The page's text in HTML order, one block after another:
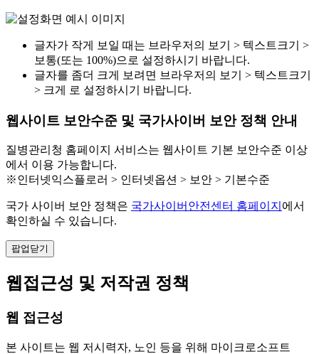
글자가 작게 보일 때는 브라우저의 보기 > 텍스트크기 >
보통(또는 100%)으로 설정하시기 바랍니다.
글자를 좀더 크게 보려면 브라우저의 보기 > 텍스트크기
> 크게 로 설정하시기 바랍니다.
웹사이트 보안수준 및 국가사이버 보안 정책 안내
질병관리청 홈페이지 서비스는 웹사이트 기본 보안수준 이상
에서 이용 가능합니다.
※인터넷익스플로러 > 인터넷옵션 > 보안 > 기본수준
국가 사이버 보안 정책은 국가사이버안전센터 홈페이지 에서
확인하실 수 있습니다.
팝업닫기
웹접근성 및 저작권 정책
웹 접근성
본 사이트는 웹 저시력자, 노인 등을 위해 마이크로소프트